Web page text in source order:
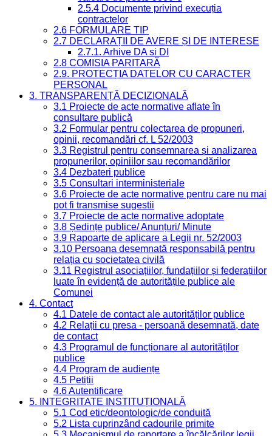
2.5.4 Documente privind execuția
contractelor
2.6 FORMULARE TIP
2.7 DECLARAȚII DE AVERE ȘI DE INTERESE
2.7.1. Arhive DA si DI
2.8 COMISIA PARITARĂ
2.9. PROTECȚIA DATELOR CU CARACTER
PERSONAL
3. TRANSPARENȚĂ DECIZIONALĂ
3.1 Proiecte de acte normative aflate în
consultare publică
3.2 Formular pentru colectarea de propuneri,
opinii, recomandări cf. L 52/2003
3.3 Registrul pentru consemnarea și analizarea
propunerilor, opiniilor sau recomandărilor
3.4 Dezbateri publice
3.5 Consultari interministeriale
3.6 Proiecte de acte normative pentru care nu mai
pot fi transmise sugestii
3.7 Proiecte de acte normative adoptate
3.8 Ședințe publice/ Anunțuri/ Minute
3.9 Rapoarte de aplicare a Legii nr. 52/2003
3.10 Persoana desemnată responsabilă pentru
relația cu societatea civilă
3.11 Registrul asociațiilor, fundațiilor și federațiilor
luate în evidență de autoritățile publice ale
Comunei
4. Contact
4.1 Datele de contact ale autorităților publice
4.2 Relații cu presa - persoană desemnată, date
de contact
4.3 Programul de funcționare al autorităților
publice
4.4 Program de audiențe
4.5 Petiții
4.6 Autentificare
5. INTEGRITATE INSTITUȚIONALĂ
5.1 Cod etic/deontologic/de conduită
5.2 Lista cuprinzând cadourile primite